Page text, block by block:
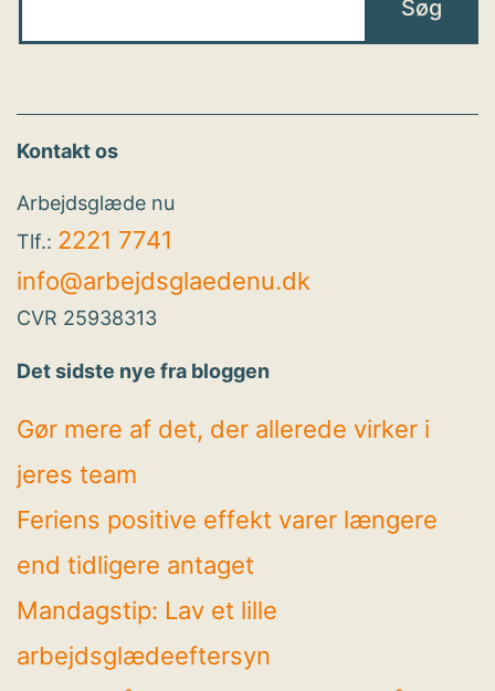
Kontakt os
Arbejdsglæde nu
Tlf.: 2221 7741
info@arbejdsglaedenu.dk
CVR 25938313
Det sidste nye fra bloggen
Gør mere af det, der allerede virker i
jeres team
Feriens positive effekt varer længere
end tidligere antaget
Mandagstip: Lav et lille
arbejdsglædeeftersyn